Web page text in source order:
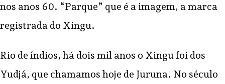
nos anos 60. “Parque” que é a imagem, a marca
registrada do Xingu.
Rio de índios, há dois mil anos o Xingu foi dos
Yudjá, que chamamos hoje de Juruna. No século